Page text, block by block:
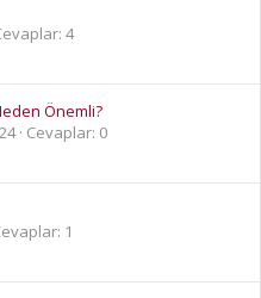
4
Önemli?
Cevaplar: 0
1